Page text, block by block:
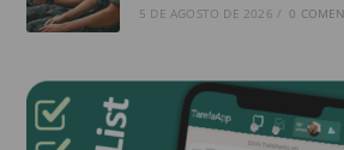
5 DE AGOSTO DE 2026 / 0